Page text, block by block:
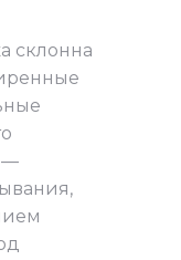
склонна
—